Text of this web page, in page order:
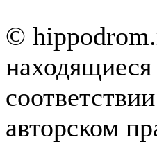
©
авторском